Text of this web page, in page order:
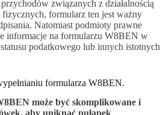
związanych z działalnością
formularz ten jest ważny
Natomiast podmioty prawne
informacje na formularzu W8BEN w
podatkowego lub innych istotnych
formularza W8BEN.
może być skomplikowane i